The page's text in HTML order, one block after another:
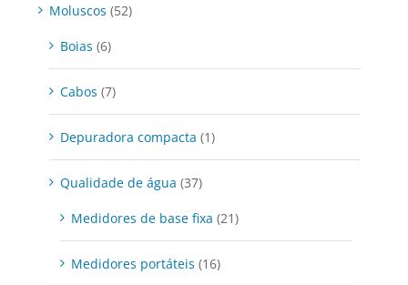
Moluscos (52)
Boias (6)
Cabos (7)
Depuradora compacta (1)
Qualidade de água (37)
Medidores de base fixa (21)
Medidores portáteis (16)